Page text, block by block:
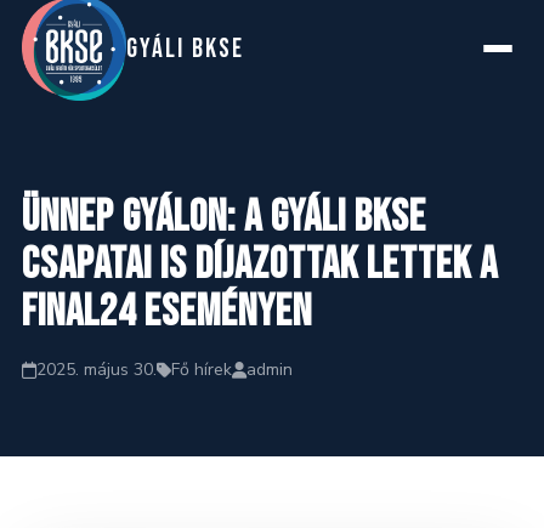
GYáLI BKSE
Rólunk
Szakosztályok
Ünnep Gyálon: A Gyáli BKSE
csapatai is díjazottak lettek a
Final24 eseményen
2025. május 30. Fő hírek admin